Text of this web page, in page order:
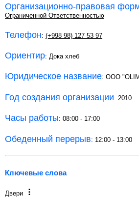
Организационно-правовая
Ограниченной Ответственностью
Телефон: (+998 98) 127 53 97
Ориентир: Дока хлеб
Юридическое название: OOO
Год создания организации: 2010
Часы работы: 08:00 - 17:00
Обеденный перерыв: 12:00 - 13:00
Ключевые слова
Двери